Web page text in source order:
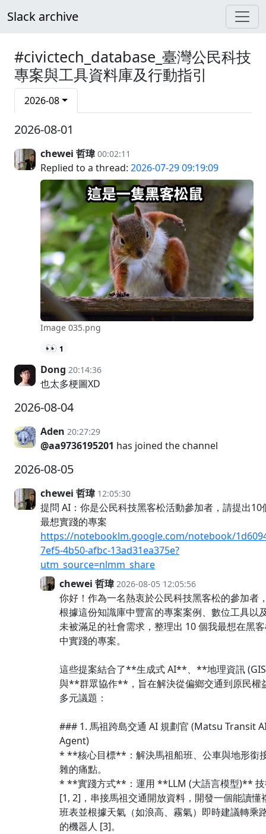
Slack archive
#civictech_database_臺灣公民科技
專案與工具資料庫及行動指引
2026-08
2026-08-01
chewei 哲瑋 00:02:11
Replied to a thread: 2026-07-29 09:19:09
Image 035.png
👀 1
Dong 20:14:36
也太多梗圖XD
2026-08-04
Aden 20:27:29
@aa9736195201 has joined the channel
2026-08-05
chewei 哲瑋 12:05:30
提問 AI：你是公民科技黑客松活動參加者，請提出10
最想實踐的專案
https://notebooklm.google.com/notebook/
7ef5-4b50-afbc-13ad31ea375e?
utm_source=nlmm_share
chewei 哲瑋 2026-08-05 12:05:56
你好！作為一名熱衷於公民科技黑客松的參加者
根據這份知識庫中豐富的專案案例、數位工具以
未被滿足的社會需求，整理出 10 個我最想在黑
中實踐的專案。
這些提案結合了**生成式 AI**、**地理資訊
與**群眾協作**，旨在解決從偏鄉交通到原民權
多元議題：
### 1. 馬祖跨島交通 AI 規劃官 (Matsu Transit
Agent)
* **核心目標**：解決馬祖船班、公車與地形銜
雜的痛點。
* **實踐方式**：運用 **LLM (大語言模型)**
[1, 2]，串接馬祖交通開放資料，開發一個能讀懂
班表並根據天氣（如浪高、霧氣）即時建議轉乘
的機器人 [3]。